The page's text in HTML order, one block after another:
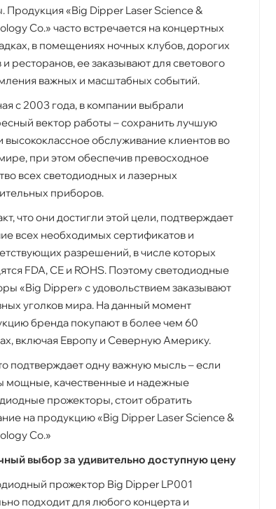
Продукция «Big Dipper Laser Science &
Co.» часто встречается на концертных
в помещениях ночных клубов, дорогих
ресторанов, ее заказывают для светового
важных и масштабных событий.
с 2003 года, в компании выбрали
вектор работы – сохранить лучшую
высококлассное обслуживание клиентов во
при этом обеспечив превосходное
всех светодиодных и лазерных
приборов.
что они достигли этой цели, подтверждает
всех необходимых сертификатов и
разрешений, в числе которых
FDA, СЕ и ROHS. Поэтому светодиодные
«Big Dipper» с удовольствием заказывают
уголков мира. На данный момент
бренда покупают в более чем 60
включая Европу и Северную Америку.
подтверждает одну важную мысль – если
мощные, качественные и надежные
прожекторы, стоит обратить
на продукцию «Big Dipper Laser Science &
Co.»
выбор за удивительно доступную цену
прожектор Big Dipper LP001
подходит для любого концерта и